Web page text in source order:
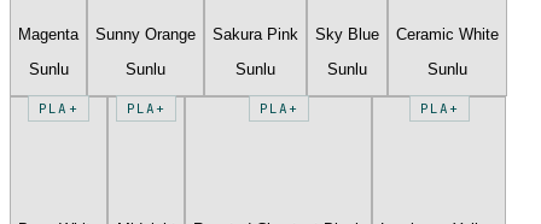
Magenta
Sunlu
Sunny Orange
Sunlu
Sakura Pink
Sunlu
Sky Blue
Sunlu
Ceramic White
Sunlu
PLA+ PLA+ PLA+ PLA+